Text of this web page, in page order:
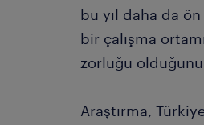
bu yıl daha da ön
bir çalışma
zorluğu
Araştırma,